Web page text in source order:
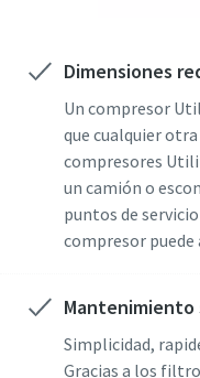
Dimensiones
Un compresor
que cualquier
compresores
un camión o
puntos de
compresor puede
Mantenimiento
Simplicidad,
Gracias a los